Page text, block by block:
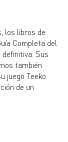
los libros de
Completa del
Sus
también
juego Teeko
de un